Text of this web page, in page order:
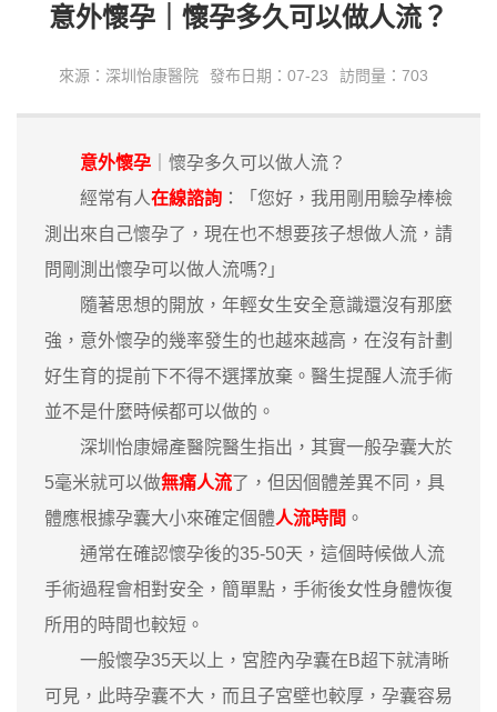
​意外懷孕｜懷孕多久可以做人流？
來源：深圳怡康醫院 發布日期：07-23 訪問量：703
意外懷孕 ｜懷孕多久可以做人流？
經常有人在線諮詢 ：「您好，我用剛用驗孕棒檢
測出來自己懷孕了，現在也不想要孩子想做人流，請
問剛測出懷孕可以做人流嗎?」
隨著思想的開放，年輕女生安全意識還沒有那麼
強，意外懷孕的幾率發生的也越來越高，在沒有計劃
好生育的提前下不得不選擇放棄。醫生提醒人流手術
並不是什麼時候都可以做的。
深圳怡康婦產醫院醫生指出，其實一般孕囊大於
5毫米就可以做無痛人流了，但因個體差異不同，具
體應根據孕囊大小來確定個體人流時間 。
通常在確認懷孕後的35-50天，這個時候做人流
手術過程會相對安全，簡單點，手術後女性身體恢復
所用的時間也較短。
一般懷孕35天以上，宮腔內孕囊在B超下就清晰
可見，此時孕囊不大，而且子宮壁也較厚，孕囊容易